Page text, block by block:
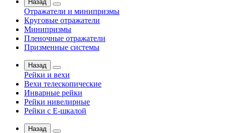
Назад
Отражатели и минипризмы
Круговые отражатели
Минипризмы
Пленочные отражатели
Призменные системы
Назад
Рейки и вехи
Вехи телескопические
Инварные рейки
Рейки нивелирные
Рейки с Е-шкалой
Назад